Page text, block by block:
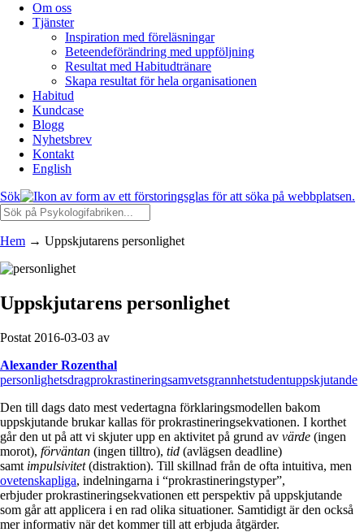
Om oss
Tjänster
Inspiration med föreläsningar
Beteendeförändring med uppföljning
Resultat med Habitudtränare
Skapa resultat för hela organisationen
Habitud
Kundcase
Blogg
Nyhetsbrev
Kontakt
English
Sök
Hem → Uppskjutarens personlighet
Uppskjutarens personlighet
Postat 2016-03-03 av
Alexander Rozenthal
personlighetsdragprokrastineringsamvetsgrannhetstudentuppskjutande
Den till dags dato mest vedertagna förklaringsmodellen bakom
uppskjutande brukar kallas för prokrastineringsekvationen. I korthet
går den ut på att vi skjuter upp en aktivitet på grund av värde (ingen
morot), förväntan (ingen tilltro), tid (avlägsen deadline)
samt impulsivitet(distraktion). Till skillnad från de ofta intuitiva, men
ovetenskapliga, indelningarna i “prokrastineringstyper”,
erbjuder prokrastineringsekvationen ett perspektiv på uppskjutande
som går att applicera i en rad olika situationer. Samtidigt är den också
mer informativ när det kommer till att erbjuda åtgärder.